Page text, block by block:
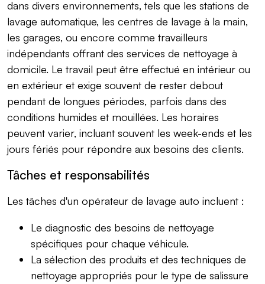
dans divers environnements, tels que les stations de
lavage automatique, les centres de lavage à la main,
les garages, ou encore comme travailleurs
indépendants offrant des services de nettoyage à
domicile. Le travail peut être effectué en intérieur ou
en extérieur et exige souvent de rester debout
pendant de longues périodes, parfois dans des
conditions humides et mouillées. Les horaires
peuvent varier, incluant souvent les week-ends et les
jours fériés pour répondre aux besoins des clients.
Tâches et responsabilités
Les tâches d'un opérateur de lavage auto incluent :
Le diagnostic des besoins de nettoyage
spécifiques pour chaque véhicule.
La sélection des produits et des techniques de
nettoyage appropriés pour le type de salissure